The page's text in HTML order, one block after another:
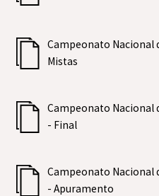
Campeonato Nacional
Mistas
Campeonato Nacional
- Final
Campeonato Nacional
- Apuramento